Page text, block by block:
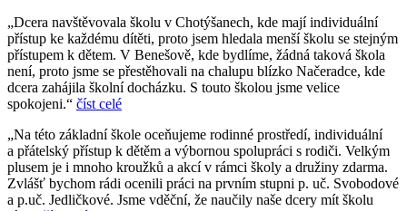
„Dcera navštěvovala školu v Chotýšanech, kde mají individuální
přístup ke každému dítěti, proto jsem hledala menší školu se stejným
přístupem k dětem. V Benešově, kde bydlíme, žádná taková škola
není, proto jsme se přestěhovali na chalupu blízko Načeradce, kde
dcera zahájila školní docházku. S touto školou jsme velice
spokojeni.“ číst celé
„Na této základní škole oceňujeme rodinné prostředí, individuální
a přátelský přístup k dětěm a výbornou spolupráci s rodiči. Velkým
plusem je i mnoho kroužků a akcí v rámci školy a družiny zdarma.
Zvlášť bychom rádi ocenili práci na prvním stupni p. uč. Svobodové
a p.uč. Jedličkové. Jsme vděční, že naučily naše dcery mít školu